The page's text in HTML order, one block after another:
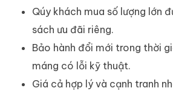
Qúy khách mua số lượng lớn
sách ưu đãi riêng.
Bảo hành đổi mới trong thời
máng có lỗi kỹ thuật.
Giá cả hợp lý và cạnh tranh